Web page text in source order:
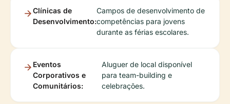
Clínicas de
Desenvolvimento:
Campos de desenvolvimento de
competências para jovens
durante as férias escolares.
Eventos
Corporativos e
Comunitários:
Aluguer de local disponível
para team-building e
celebrações.